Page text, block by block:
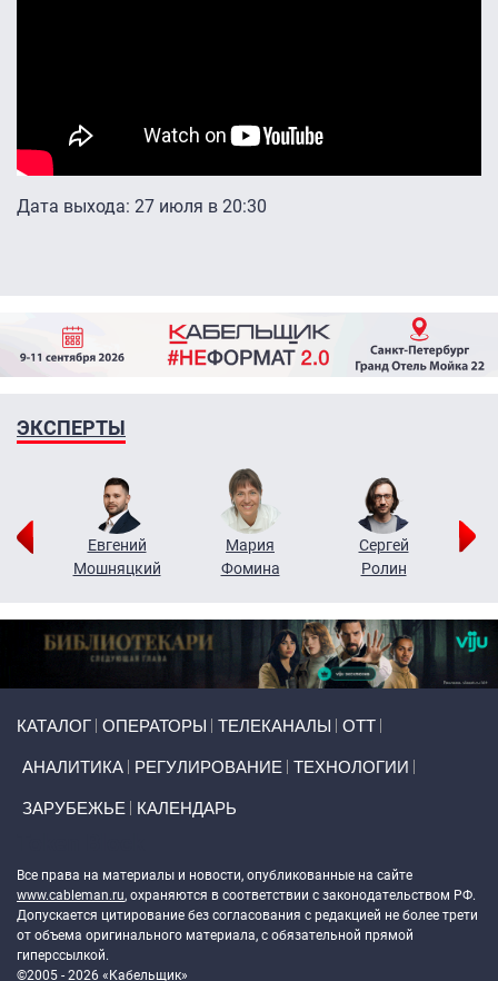
Дата выхода: 27 июля в 20:30
ЭКСПЕРТЫ
Евгений
Мошняцкий
Мария
Фомина
Сергей
Ролин
КАТАЛОГ ОПЕРАТОРЫ ТЕЛЕКАНАЛЫ ОТТ
АНАЛИТИКА РЕГУЛИРОВАНИЕ ТЕХНОЛОГИИ
ЗАРУБЕЖЬЕ КАЛЕНДАРЬ
Все права на материалы и новости, опубликованные на сайте
www.cableman.ru, охраняются в соответствии с законодательством РФ.
Допускается цитирование без согласования с редакцией не более трети
от объема оригинального материала, с обязательной прямой
гиперссылкой.
©2005 - 2026 «Кабельщик»